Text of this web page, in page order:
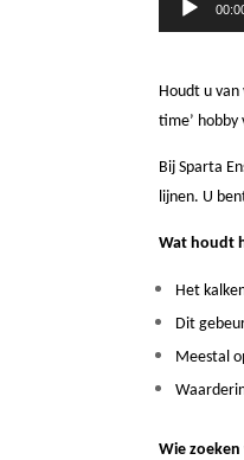
Houdt u
time’ hobby
Bij Sparta
lijnen. U
Wat houdt
Het
Dit
Meestal
Wie zoeken